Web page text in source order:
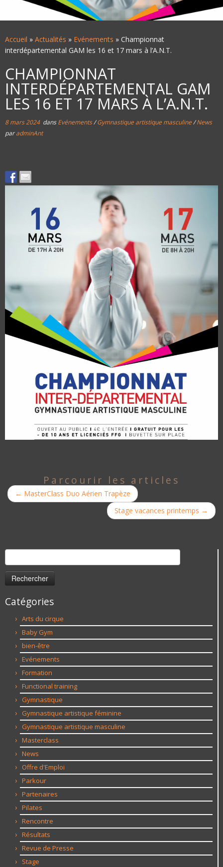
Accueil » Actualités » Evénements » Championnat
interdépartemental GAM les 16 et 17 mars à l’A.N.T.
CHAMPIONNAT
INTERDÉPARTEMENTAL GAM
LES 16 ET 17 MARS À L’A.N.T.
8 mars 2024dansEvénements/Gymnastique artistique masculine/News
paradminAnt
Parcourir les articles
← MasterClass Duo Aérien Trapèze
Stage vacances printemps →
Catégories
Arts du cirque
Baby Gym
bien-être
Evénements
Formation
Functional training
Gymnastique
Gymnastique artistique féminine
Gymnastique artistique masculine
Masterclass
News
Offre d'Emploi
Parkour
Partenaires
Pilates
Rencontre
Résultats
Revue de Presse
Stage